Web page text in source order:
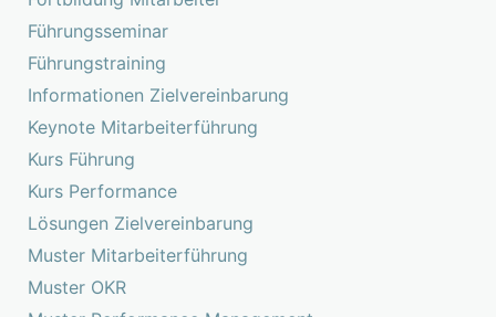
Führungsseminar
Führungstraining
Informationen Zielvereinbarung
Keynote Mitarbeiterführung
Kurs Führung
Kurs Performance
Lösungen Zielvereinbarung
Muster Mitarbeiterführung
Muster OKR